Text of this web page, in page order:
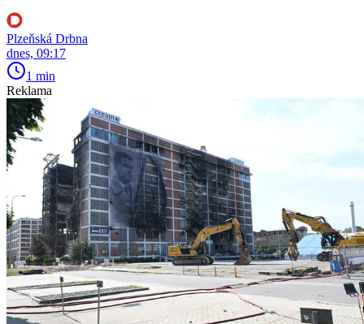
Plzeňská Drbna
dnes, 09:17
1 min
Reklama